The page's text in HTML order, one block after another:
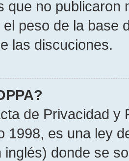
que no publicaron
peso de la base
las discuciones.
de Privacidad
1998, es una ley
inglés) donde se